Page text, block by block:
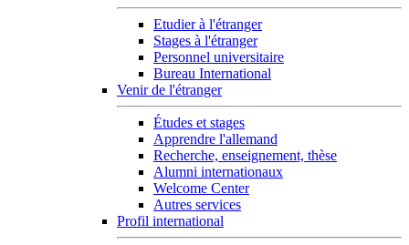
Etudier à l'étranger
Stages à l'étranger
Personnel universitaire
Bureau International
Venir de l'étranger
Études et stages
Apprendre l'allemand
Recherche, enseignement, thèse
Alumni internationaux
Welcome Center
Autres services
Profil international